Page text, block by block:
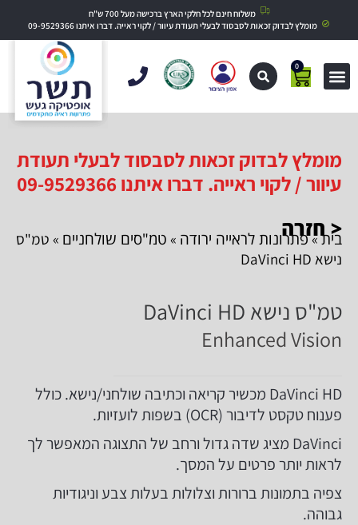
משלוח חינם לכל חלקי הארץ ברכישה מעל 700 ש"ח
מומלץ לבדוק זכאות לסבסוד לבעלי תעודת עיוור / לקוי ראייה. דברו איתנו 09-9529366
0
מומלץ לבדוק זכאות לסבסוד לבעלי תעודת
עיוור / לקוי ראייה. דברו איתנו 09-9529366
< חזרה
בית»פתרונות לראייה ירודה » טמ"סים שולחניים » טמ"ס
נישא DaVinci HD
טמ"ס נישא DaVinci HD
Enhanced Vision
DaVinci HD מכשיר קריאה וכתיבה שולחני/נישא. כולל
פענוח טקסט לדיבור (OCR) בשפות לועזיות.
DaVinci מציג שדה גדול ורחב של התצוגה המאפשר לך
לראות יותר פרטים על המסך.
צפיה בתמונות ברורות וצלולות בעלות צבע וניגודיות
גבוהה.